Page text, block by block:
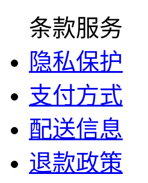
条款服务
隐私保护
支付方式
配送信息
退款政策